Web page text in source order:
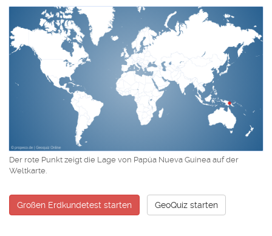
Der rote Punkt zeigt die Lage von Papúa Nueva Guinea auf der
Weltkarte.
Großen Erdkundetest starten GeoQuiz starten